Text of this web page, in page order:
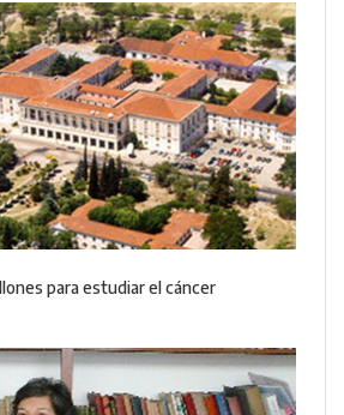
para estudiar el cáncer